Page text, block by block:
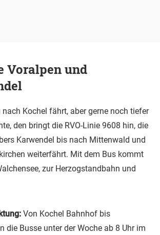
Voralpen und
Kochel fährt, aber gerne noch tiefer
den bringt die RVO-Linie 9608 hin, die
Karwendel bis nach Mittenwald und
weiterfährt. Mit dem Bus kommt
zur Herzogstandbahn und
Von Kochel Bahnhof bis
die Busse unter der Woche ab 8 Uhr im